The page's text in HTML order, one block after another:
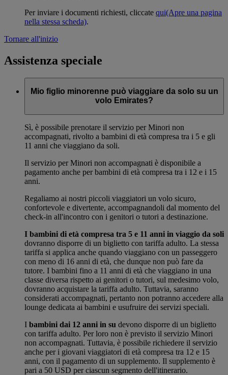
Per inviare i documenti richiesti, cliccate qui(Apre una pagina
nella stessa scheda).
Tornare all'inizio
Assistenza speciale
Mio figlio minorenne può viaggiare da solo su un
volo Emirates?
Sì, è possibile prenotare il servizio per Minori non
accompagnati, rivolto a bambini di età compresa tra i 5 e gli
11 anni che viaggiano da soli.
Il servizio per Minori non accompagnati è disponibile a
pagamento anche per bambini di età compresa tra i 12 e i 15
anni.
Regaliamo ai nostri piccoli viaggiatori un volo sicuro,
confortevole e divertente, accompagnandoli dal momento del
check-in all'incontro con i genitori o tutori a destinazione.
I bambini di età compresa tra 5 e 11 anni in viaggio da soli
dovranno disporre di un biglietto con tariffa adulto. La stessa
tariffa si applica anche quando viaggiano con un passeggero
con meno di 16 anni di età, che dunque non può fare da
tutore. I bambini fino a 11 anni di età che viaggiano in una
classe diversa rispetto ai genitori o tutori, sul medesimo volo,
dovranno acquistare la tariffa adulto. Tuttavia, saranno
considerati accompagnati, pertanto non potranno accedere alla
lounge dedicata ai bambini e usufruire dei servizi speciali.
I bambini dai 12 anni in su devono disporre di un biglietto
con tariffa adulto. Per loro non è previsto il servizio Minori
non accompagnati. Tuttavia, è possibile richiedere il servizio
anche per i giovani viaggiatori di età compresa tra 12 e 15
anni, con il pagamento di un supplemento. Il supplemento è
pari a 50 USD per ciascun segmento dell'itinerario.